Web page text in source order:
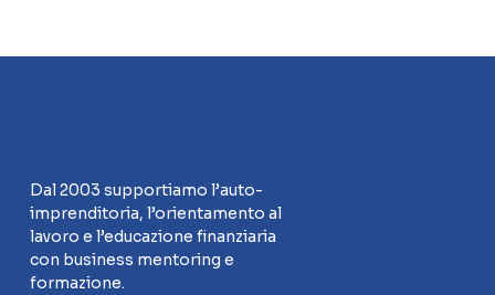
Dal 2003 supportiamo l’auto-
imprenditoria, l’orientamento al
lavoro e l’educazione finanziaria
con business mentoring e
formazione.